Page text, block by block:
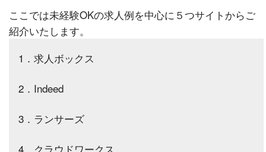
ここでは未経験OKの求人例を中心に５つサイトからご
紹介いたします。
1．求人ボックス
2．Indeed
3．ランサーズ
4．クラウドワークス